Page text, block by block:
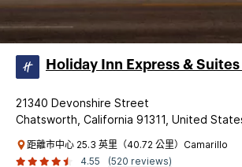
Holiday Inn Express &
21340 Devonshire Street
Chatsworth, California 91311, United
距離市中心 25.3 英里（40.72 公里）Camarillo
4.55
(520 reviews)